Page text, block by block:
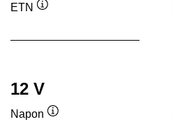
ETN
12 V
Napon